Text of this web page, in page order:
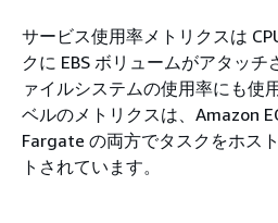
サービス使用率メトリクスは
クに EBS ボリュームがアタッチ
ァイルシステムの使用率にも使
ベルのメトリクスは、Amazon
Fargate の両方でタスクをホス
トされています。